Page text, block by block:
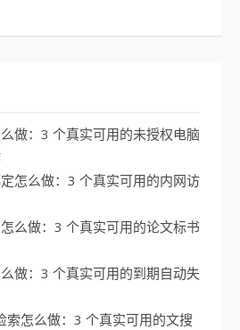
做：3 个真实可用的未授权电脑
怎么做：3 个真实可用的内网访
么做：3 个真实可用的论文标书
做：3 个真实可用的到期自动失
索怎么做：3 个真实可用的文搜